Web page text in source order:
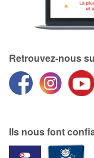
Retrouvez-nous
Ils nous font